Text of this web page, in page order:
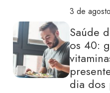
3 de
Saúde
os 40:
dia dos